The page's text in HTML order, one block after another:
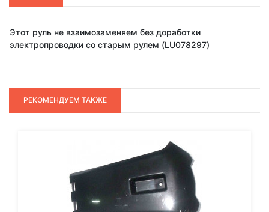
Этот руль не взаимозаменяем без доработки
электропроводки со старым рулем (LU078297)
РЕКОМЕНДУЕМ ТАКЖЕ